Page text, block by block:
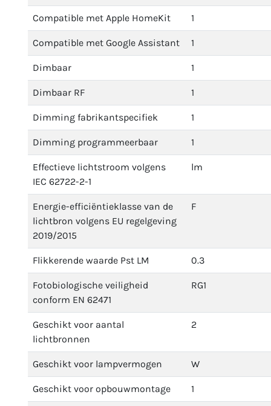
Compatible met Apple HomeKit 1
Compatible met Google Assistant 1
Dimbaar 1
Dimbaar RF 1
Dimming fabrikantspecifiek 1
Dimming programmeerbaar 1
Effectieve lichtstroom volgens
IEC 62722-2-1
lm
Energie-efficiëntieklasse van de
lichtbron volgens EU regelgeving
2019/2015
F
Flikkerende waarde Pst LM 0.3
Fotobiologische veiligheid
conform EN 62471
RG1
Geschikt voor aantal
lichtbronnen
2
Geschikt voor lampvermogen W
Geschikt voor opbouwmontage 1